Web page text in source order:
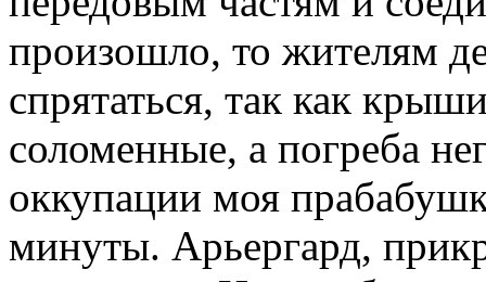
произошло, то жителям
спрятаться, так как
соломенные, а погреба
оккупации моя
минуты. Арьергард,